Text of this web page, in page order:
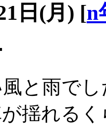
日(月) [n
と雨で
揺れるく